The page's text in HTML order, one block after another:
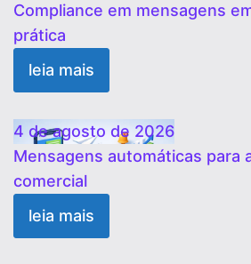
Compliance em mensagens
prática
leia mais
4 de agosto de 2026
Mensagens automáticas para
comercial
leia mais